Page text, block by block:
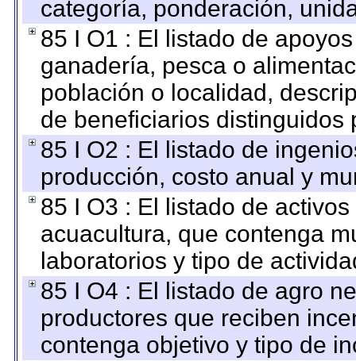
categoría, ponderación,
85 I O1 : El listado de
ganadería, pesca o
población o localidad,
de beneficiarios distinguidos
85 I O2 : El listado de
producción, costo anual y
85 I O3 : El listado de
acuacultura, que contenga
laboratorios y tipo de
85 I O4 : El listado de agro
productores que reciben
contenga objetivo y tipo de